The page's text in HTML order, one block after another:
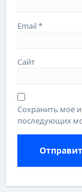
Email*
Сайт
Сохранить моё
последующих